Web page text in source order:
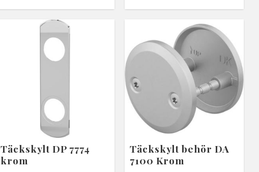
Täckskylt DP 7774
krom
Täckskylt behör DA
7100 Krom